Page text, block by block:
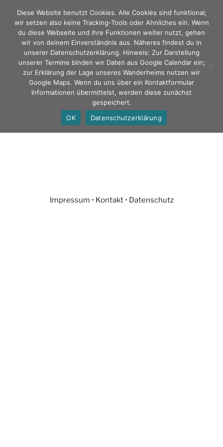
Inhalt
springen
TAUNUSKLUB Stammklub
gegr. 1868 e. V.
Menü
Impressum • Kontakt• Datenschutz
Diese Website benutzt Cookies. Alle Cookies sind funktional;
wir setzen also keine Tracking-Tools oder Ahnliches ein. Wenn
du diese Webseite und ihre Funktionen weiter nutzt, gehen
wir von deinem Einverständnis aus. Näheres findest du in
unserer Datenschutzerklärung. Hinweis: Zur Darstellung
unserer Termine binden wir Daten aus Google Calendar ein;
zur Erklärung der Lage unseres Wanderheims nutzen wir
Google Maps. Wenn du uns über ein Kontaktformular
Informationen übermittelst, werden diese zunächst
gespeichert.
OK
Datenschutzerklärung